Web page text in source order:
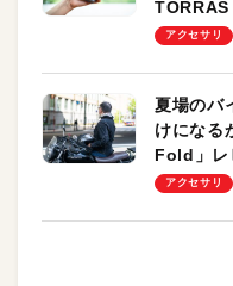
ーも
アクセサリ
夏場のバ
けになる
Fold」レ
却プレー
アクセサリ